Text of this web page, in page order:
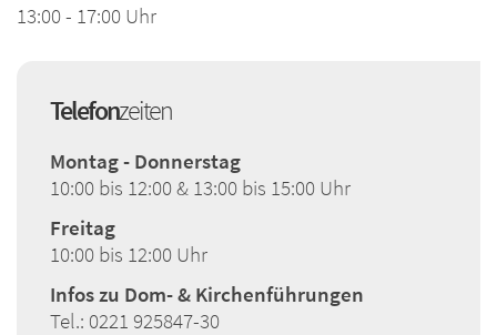
13:00 - 17:00 Uhr
Telefonzeiten
Montag - Donnerstag
10:00 bis 12:00 & 13:00 bis 15:00 Uhr
Freitag
10:00 bis 12:00 Uhr
Infos zu Dom- & Kirchenführungen
Tel.: 0221 925847-30